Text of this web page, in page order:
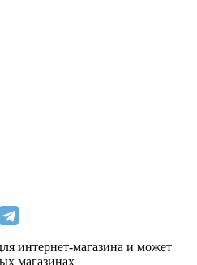
интернет-магазина и может
магазинах